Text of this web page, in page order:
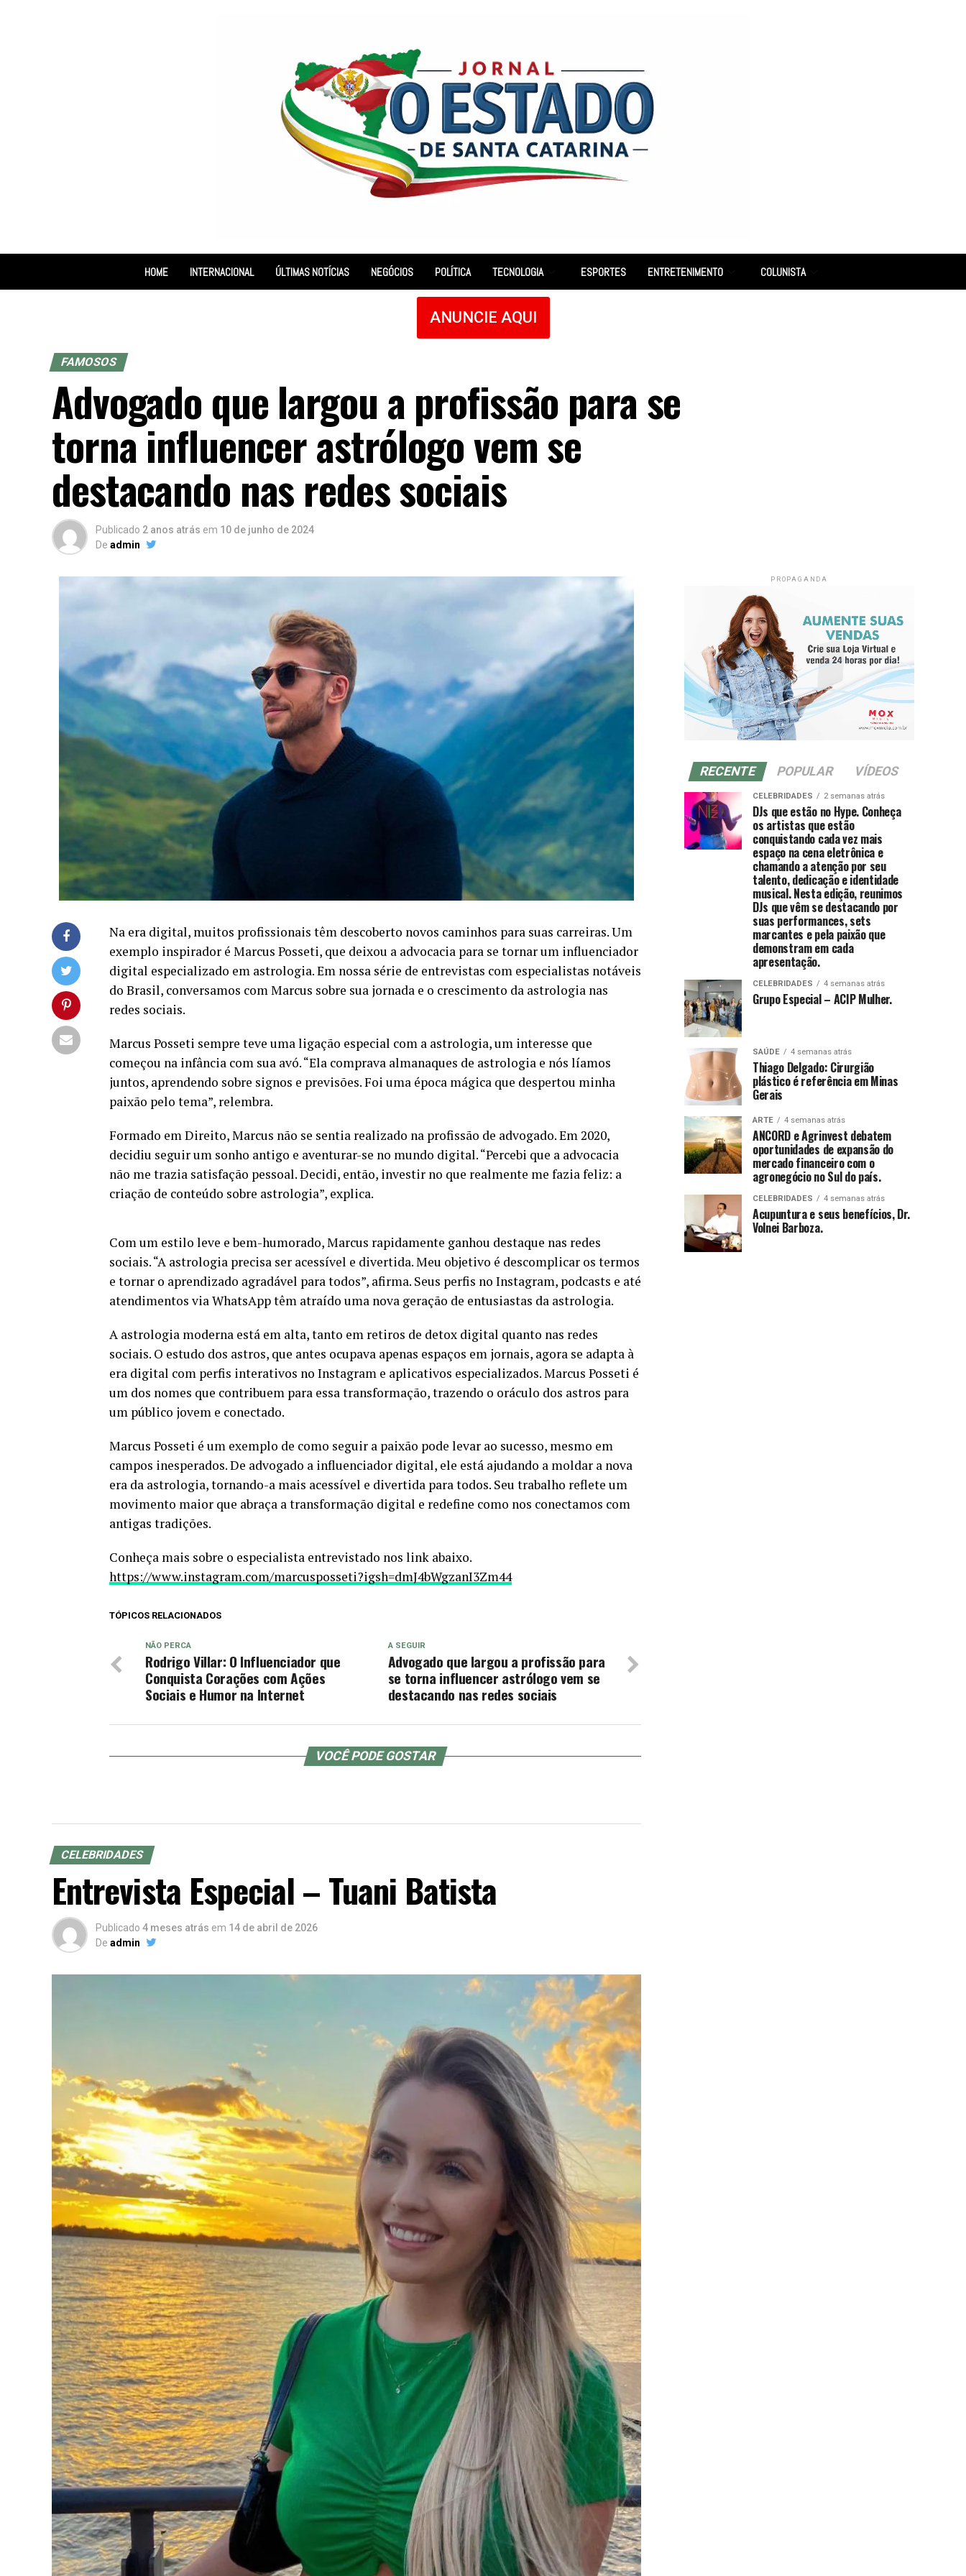
HOME INTERNACIONAL ÚLTIMAS NOTÍCIAS NEGÓCIOS POLÍTICA TECNOLOGIA ESPORTES ENTRETENIMENTO COLUNISTA
ANUNCIE AQUI
FAMOSOS
Advogado que largou a profissão para se
torna influencer astrólogo vem se
destacando nas redes sociais
Publicado 2 anos atrás em 10 de junho de 2024
De admin
Na era digital, muitos profissionais têm descoberto novos caminhos para suas carreiras. Um
exemplo inspirador é Marcus Posseti, que deixou a advocacia para se tornar um influenciador
digital especializado em astrologia. Em nossa série de entrevistas com especialistas notáveis
do Brasil, conversamos com Marcus sobre sua jornada e o crescimento da astrologia nas
redes sociais.
Marcus Posseti sempre teve uma ligação especial com a astrologia, um interesse que
começou na infância com sua avó. “Ela comprava almanaques de astrologia e nós líamos
juntos, aprendendo sobre signos e previsões. Foi uma época mágica que despertou minha
paixão pelo tema”, relembra.
Formado em Direito, Marcus não se sentia realizado na profissão de advogado. Em 2020,
decidiu seguir um sonho antigo e aventurar-se no mundo digital. “Percebi que a advocacia
não me trazia satisfação pessoal. Decidi, então, investir no que realmente me fazia feliz: a
criação de conteúdo sobre astrologia”, explica.
Com um estilo leve e bem-humorado, Marcus rapidamente ganhou destaque nas redes
sociais. “A astrologia precisa ser acessível e divertida. Meu objetivo é descomplicar os termos
e tornar o aprendizado agradável para todos”, afirma. Seus perfis no Instagram, podcasts e até
atendimentos via WhatsApp têm atraído uma nova geração de entusiastas da astrologia.
A astrologia moderna está em alta, tanto em retiros de detox digital quanto nas redes
sociais. O estudo dos astros, que antes ocupava apenas espaços em jornais, agora se adapta à
era digital com perfis interativos no Instagram e aplicativos especializados. Marcus Posseti é
um dos nomes que contribuem para essa transformação, trazendo o oráculo dos astros para
um público jovem e conectado.
Marcus Posseti é um exemplo de como seguir a paixão pode levar ao sucesso, mesmo em
campos inesperados. De advogado a influenciador digital, ele está ajudando a moldar a nova
era da astrologia, tornando-a mais acessível e divertida para todos. Seu trabalho reflete um
movimento maior que abraça a transformação digital e redefine como nos conectamos com
antigas tradições.
Conheça mais sobre o especialista entrevistado nos link abaixo.
https://www.instagram.com/marcusposseti?igsh=dmJ4bWgzanI3Zm44
TÓPICOS RELACIONADOS
A SEGUIR
Advogado que largou a profissão para
se torna influencer astrólogo vem se
destacando nas redes sociais
NÃO PERCA
Rodrigo Villar: O Influenciador que
Conquista Corações com Ações
Sociais e Humor na Internet
VOCÊ PODE GOSTAR
CELEBRIDADES
Entrevista Especial – Tuani Batista
Publicado 4 meses atrás em 14 de abril de 2026
De admin
PROPAGANDA
RECENTE POPULAR VÍDEOS
CELEBRIDADES 2 semanas atrás
DJs que estão no Hype. Conheça
os artistas que estão
conquistando cada vez mais
espaço na cena eletrônica e
chamando a atenção por seu
talento, dedicação e identidade
musical. Nesta edição, reunimos
DJs que vêm se destacando por
suas performances, sets
marcantes e pela paixão que
demonstram em cada
apresentação.
CELEBRIDADES 4 semanas atrás
Grupo Especial – ACIP Mulher.
SAÚDE 4 semanas atrás
Thiago Delgado: Cirurgião
plástico é referência em Minas
Gerais
ARTE 4 semanas atrás
ANCORD e Agrinvest debatem
oportunidades de expansão do
mercado financeiro com o
agronegócio no Sul do país.
CELEBRIDADES 4 semanas atrás
Acupuntura e seus benefícios, Dr.
Volnei Barboza.